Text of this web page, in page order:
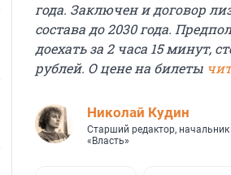
года. Заключен и договор
состава до 2030 года.
доехать за 2 часа 15 минут,
рублей. О цене на билеты
Николай Кудин
Старший редактор, начальник
«Власть»